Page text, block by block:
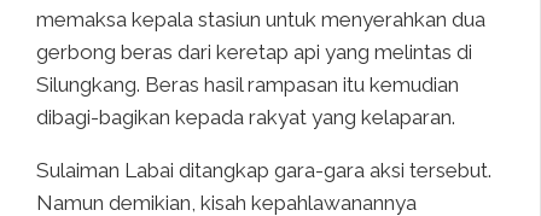
memaksa kepala stasiun untuk menyerahkan dua
gerbong beras dari keretap api yang melintas di
Silungkang. Beras hasil rampasan itu kemudian
dibagi-bagikan kepada rakyat yang kelaparan.
Sulaiman Labai ditangkap gara-gara aksi tersebut.
Namun demikian, kisah kepahlawanannya